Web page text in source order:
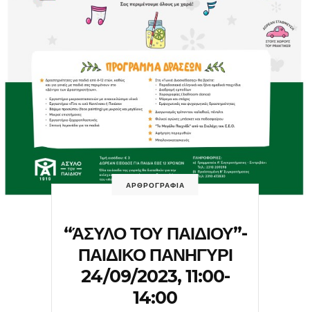
ΑΡΘΡΟΓΡΑΦΙΑ
“ΆΣΥΛΟ ΤΟΥ ΠΑΙΔΙΟΥ”-
ΠΑΙΔΙΚΟ ΠΑΝΗΓΥΡΙ
24/09/2023, 11:00-
14:00